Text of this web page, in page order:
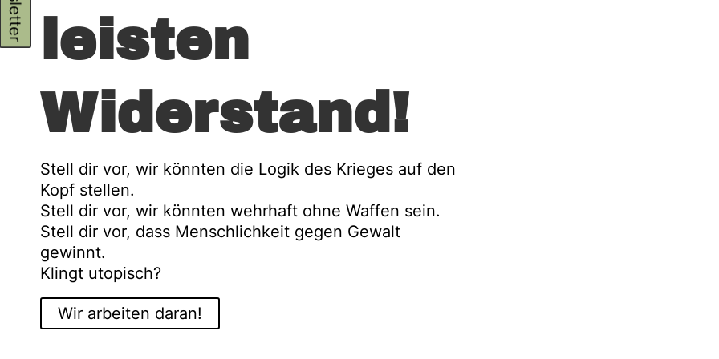
leisten
Widerstand!
Stell dir vor, wir könnten die Logik des Krieges auf den
Kopf stellen.
Stell dir vor, wir könnten wehrhaft ohne Waffen sein.
Stell dir vor, dass Menschlichkeit gegen Gewalt
gewinnt.
Klingt utopisch?
Wir arbeiten daran!